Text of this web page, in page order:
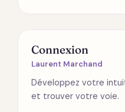
RELATIONS
Connexion
Laurent Marchand
Développez votre
et trouver votre voie.